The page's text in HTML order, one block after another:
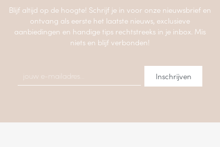
Blijf altijd op de hoogte! Schrijf je in voor onze nieuwsbrief en
ontvang als eerste het laatste nieuws, exclusieve
aanbiedingen en handige tips rechtstreeks in je inbox. Mis
niets en blijf verbonden!